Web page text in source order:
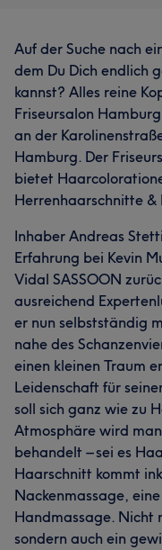
Auf der Suche nach
dem Du Dich endlich
kannst? Alles reine
Friseursalon
an der
Hamburg. Der
bietet
Herrenhaarschnitte &
Inhaber Andreas
Erfahrung bei Kevin
Vidal SASSOON
ausreichend
er nun selbstständig
nahe des
einen kleinen Traum
Leidenschaft für
soll sich ganz wie zu
Atmosphäre wird
behandelt – sei es
Haarschnitt kommt
Nackenmassage,
Handmassage. Nicht
sondern auch ein